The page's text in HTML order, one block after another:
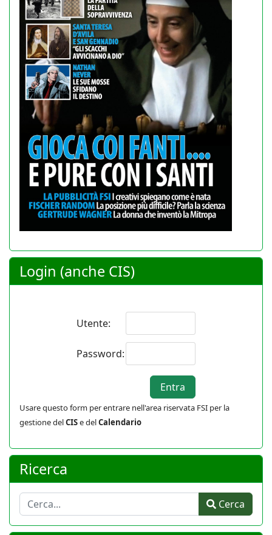
Login (anche CIS)
Utente:
Password:
Usare questo form per entrare nell'area riservata FSI per la
gestione delCISe delCalendario
Ricerca
Cerca Cerca